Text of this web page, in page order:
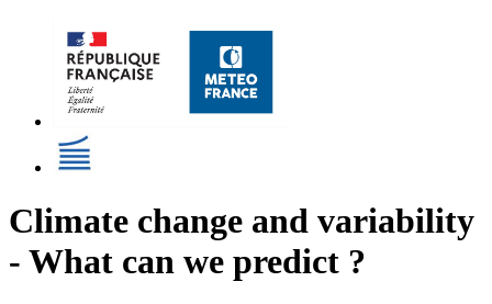
Climate change and variability
- What can we predict ?